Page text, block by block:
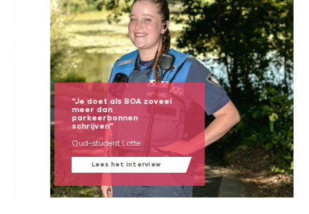
“Je doet als BOA zoveel
meer dan
parkeerbonnen
schrijven”
Oud-student Lotte
Lees het interview